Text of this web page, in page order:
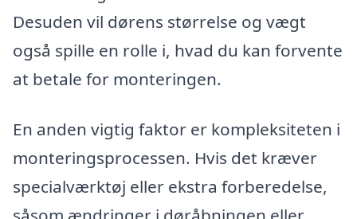
Desuden vil dørens størrelse og vægt
også spille en rolle i, hvad du kan forvente
at betale for monteringen.
En anden vigtig faktor er kompleksiteten i
monteringsprocessen. Hvis det kræver
specialværktøj eller ekstra forberedelse,